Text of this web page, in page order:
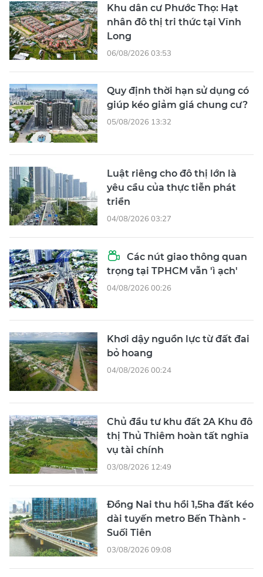
Khu dân cư Phước Thọ: Hạt
nhân đô thị tri thức tại Vĩnh
Long
06/08/2026 03:53
Quy định thời hạn sử dụng có
giúp kéo giảm giá chung cư?
05/08/2026 13:32
Luật riêng cho đô thị lớn là
yêu cầu của thực tiễn phát
triển
04/08/2026 03:27
Các nút giao thông quan
trọng tại TPHCM vẫn 'ì ạch'
04/08/2026 00:26
Khơi dậy nguồn lực từ đất đai
bỏ hoang
04/08/2026 00:24
Chủ đầu tư khu đất 2A Khu đô
thị Thủ Thiêm hoàn tất nghĩa
vụ tài chính
03/08/2026 12:49
Đồng Nai thu hồi 1,5ha đất kéo
dài tuyến metro Bến Thành -
Suối Tiên
03/08/2026 09:08